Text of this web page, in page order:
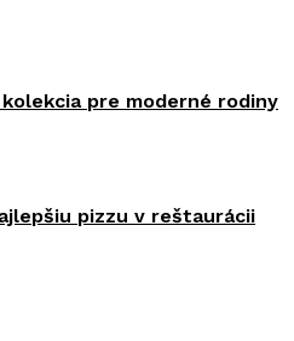
kolekcia pre moderné rodiny
pizzu v reštaurácii